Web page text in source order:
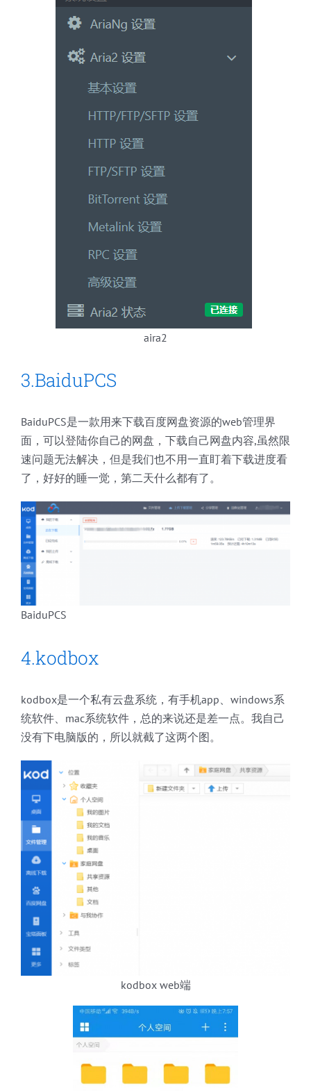
aira2
3.BaiduPCS
BaiduPCS是一款用来下载百度网盘资源的web管理界
面，可以登陆你自己的网盘，下载自己网盘内容,虽然限
速问题无法解决，但是我们也不用一直盯着下载进度看
了，好好的睡一觉，第二天什么都有了。
BaiduPCS
4.kodbox
kodbox是一个私有云盘系统，有手机app、windows系
统软件、mac系统软件，总的来说还是差一点。我自己
没有下电脑版的，所以就截了这两个图。
kodbox web端